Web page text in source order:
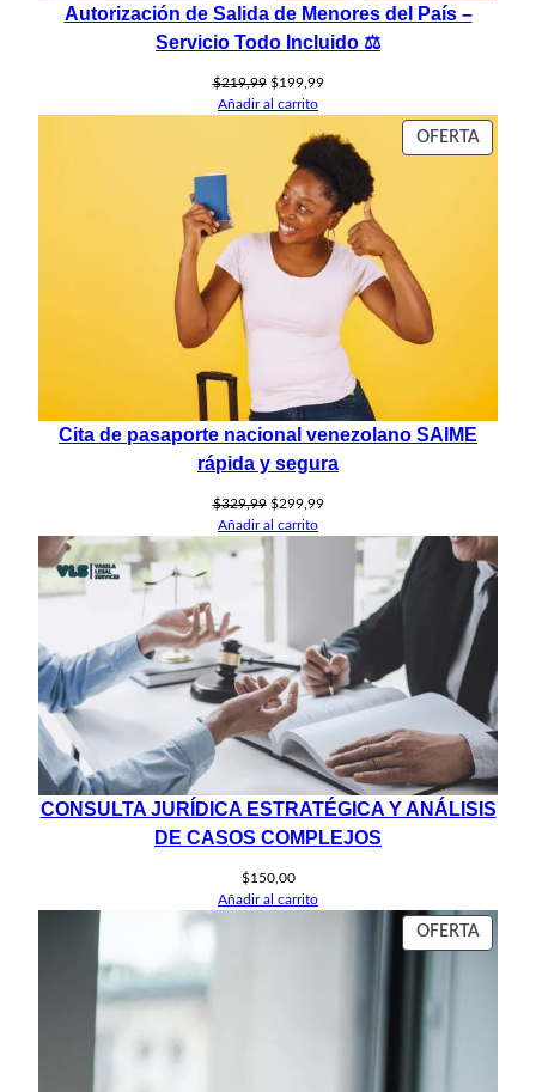
Autorización de Salida de Menores del País –
Servicio Todo Incluido ⚖️
$219,99 El
precio
$219,99.
$199,99El
es:
$199,99.
Añadir al carrito
OFERTA
Cita de pasaporte nacional venezolano SAIME
rápida y segura
$329,99 El
precio
$299,99El
actual
$299,99.
Añadir al carrito
CONSULTA JURÍDICA ESTRATÉGICA Y ANÁLISIS
DE CASOS COMPLEJOS
$150,00
Añadir al carrito
OFERTA
EN